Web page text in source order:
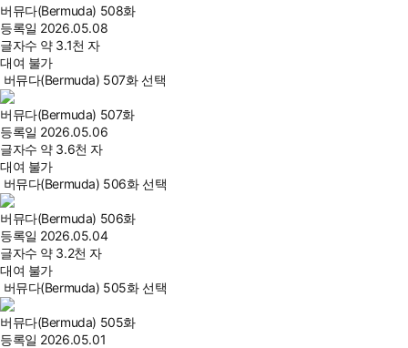
버뮤다(Bermuda) 508화
등록일 2026.05.08
글자수 약 3.1천 자
대여 불가
버뮤다(Bermuda) 507화 선택
버뮤다(Bermuda) 507화
등록일 2026.05.06
글자수 약 3.6천 자
대여 불가
버뮤다(Bermuda) 506화 선택
버뮤다(Bermuda) 506화
등록일 2026.05.04
글자수 약 3.2천 자
대여 불가
버뮤다(Bermuda) 505화 선택
버뮤다(Bermuda) 505화
등록일 2026.05.01